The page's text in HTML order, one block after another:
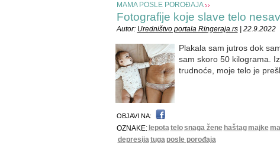
MAMA POSLE POROĐAJA
Fotografije koje slave telo
Autor: Uredništvo portala Ringeraja.rs| 22.9.2022
Plakala sam jutros dok
sam skoro 50 kilograma.
trudnoće, moje telo je
OBJAVI NA:
OZNAKE: lepotatelosnaga žene haštag majke
depresijatuga posle porođaja